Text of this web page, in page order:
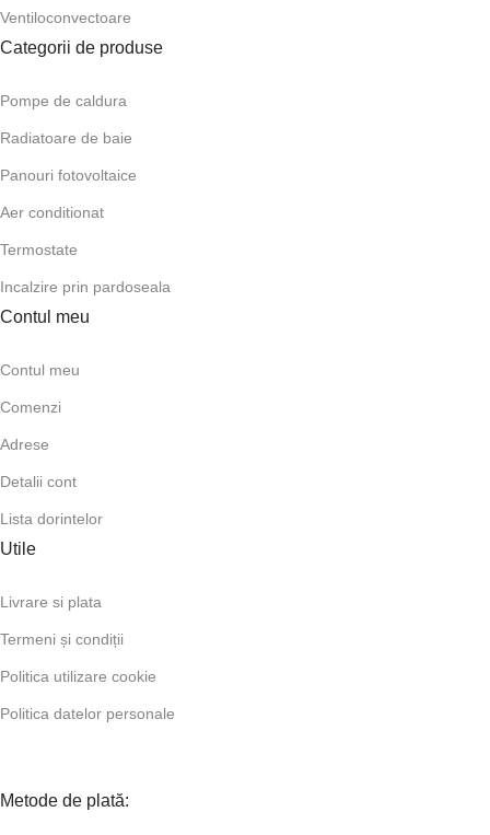
Ventiloconvectoare
Categorii de produse
Pompe de caldura
Radiatoare de baie
Panouri fotovoltaice
Aer conditionat
Termostate
Incalzire prin pardoseala
Contul meu
Contul meu
Comenzi
Adrese
Detalii cont
Lista dorintelor
Utile
Livrare si plata
Termeni și condiții
Politica utilizare cookie
Politica datelor personale
Metode de plată: